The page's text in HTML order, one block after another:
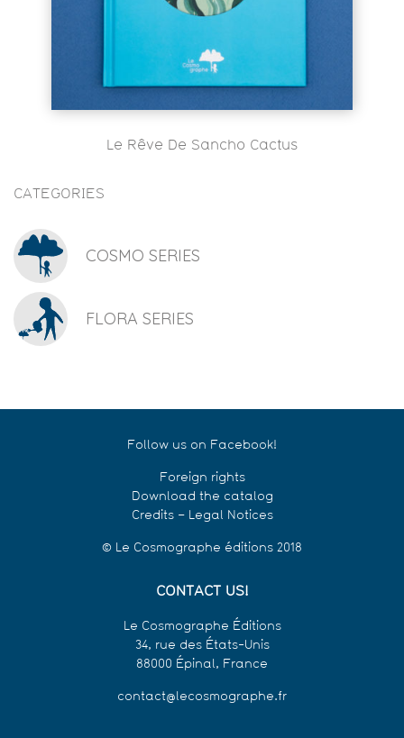
Le Rêve De Sancho Cactus
CATEGORIES
COSMO SERIES
FLORA SERIES
Follow us on Facebook!
Foreign rights
Download the catalog
Credits – Legal Notices
© Le Cosmographe éditions 2018
CONTACT US!
Le Cosmographe Éditions
34, rue des États-Unis
88000 Épinal, France
contact@lecosmographe.fr